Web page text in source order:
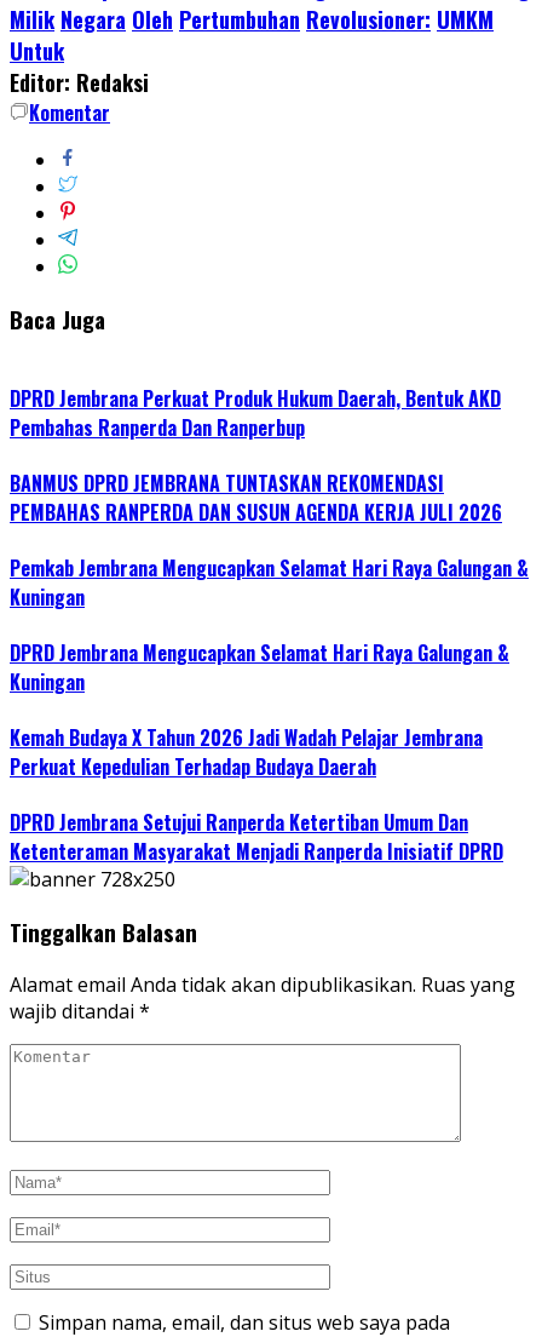
Milik Negara Oleh Pertumbuhan Revolusioner: UMKM
Untuk
Editor: Redaksi
Komentar
Baca Juga
DPRD Jembrana Perkuat Produk Hukum Daerah, Bentuk AKD
Pembahas Ranperda Dan Ranperbup
BANMUS DPRD JEMBRANA TUNTASKAN REKOMENDASI
PEMBAHAS RANPERDA DAN SUSUN AGENDA KERJA JULI 2026
Pemkab Jembrana Mengucapkan Selamat Hari Raya Galungan &
Kuningan
DPRD Jembrana Mengucapkan Selamat Hari Raya Galungan &
Kuningan
Kemah Budaya X Tahun 2026 Jadi Wadah Pelajar Jembrana
Perkuat Kepedulian Terhadap Budaya Daerah
DPRD Jembrana Setujui Ranperda Ketertiban Umum Dan
Ketenteraman Masyarakat Menjadi Ranperda Inisiatif DPRD
Tinggalkan Balasan
Alamat email Anda tidak akan dipublikasikan. Ruas yang
wajib ditandai *
Simpan nama, email, dan situs web saya pada